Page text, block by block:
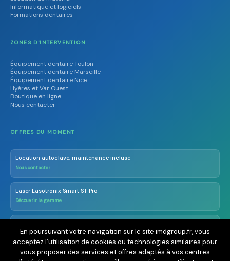
Informatique et logiciels
Formations dentaires
ZONES D'INTERVENTION
Équipement dentaire Toulon
Équipement dentaire Marseille
Équipement dentaire Nice
Hyères et Var Ouest
Boutique en ligne
Nous contacter
OFFRES DU MOMENT
Location autoclave, maintenance incluse
Nous contacter
Laser Lasotronix Smart ST Pro
Découvrir la gamme
En savoir plus
En poursuivant votre navigation sur le site imdgroup.fr, vous
acceptez l’utilisation de cookies ou technologies similaires pour
vous proposer des services et offres adaptés à vos centres